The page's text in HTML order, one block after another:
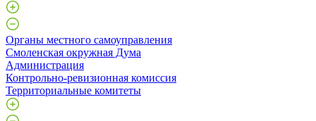
Органы местного самоуправления
Смоленская окружная Дума
Администрация
Контрольно-ревизионная комиссия
Территориальные комитеты